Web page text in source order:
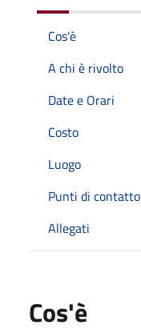
Cos'è
A chi è rivolto
Date e Orari
Costo
Luogo
Punti di contatto
Allegati
Cos'è